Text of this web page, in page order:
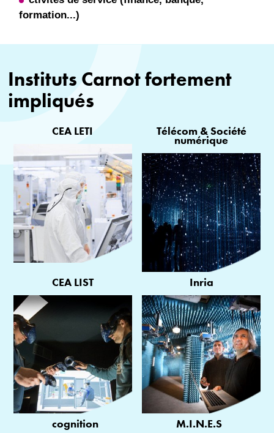
formation...)
Instituts Carnot fortement
impliqués
CEA LETI Télécom & Société
numérique
CEA LIST Inria
cognition M.I.N.E.S